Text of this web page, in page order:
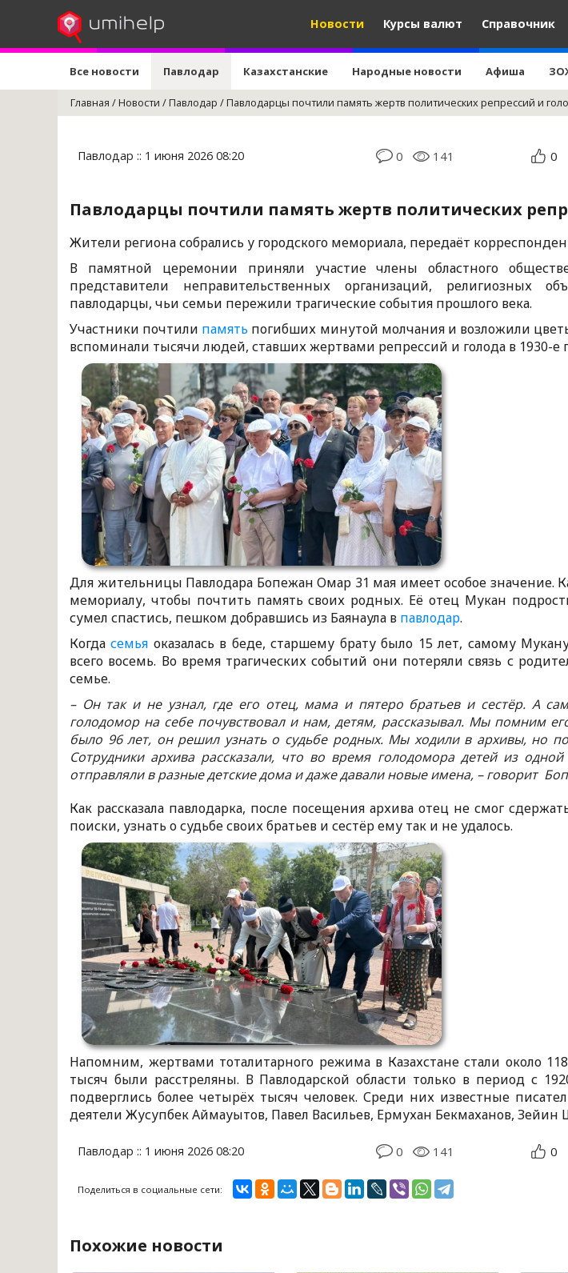
Новости Курсы валют Справочник
Все новости Павлодар Казахстанские Народные новости Афиша
Главная /Новости /Павлодар /Павлодарцы почтили память жертв политических репрессий и
Павлодар :: 1 июня 2026 08:20 0 141 0
Павлодарцы почтили память жертв политических
Жители региона собрались у городского мемориала, передаёт
В памятной церемонии приняли участие члены областного
представители неправительственных организаций, религиозных
павлодарцы, чьи семьи пережили трагические события прошлого века.
Участники почтили память погибших минутой молчания и возложили
вспоминали тысячи людей, ставших жертвами репрессий и голода в 1930-е
Для жительницы Павлодара Бопежан Омар 31 мая имеет особое значение.
мемориалу, чтобы почтить память своих родных. Её отец Мукан
сумел спастись, пешком добравшись из Баянаула в павлодар.
Когдасемья оказалась в беде, старшему брату было 15 лет, самому
всего восемь. Во время трагических событий они потеряли связь с
семье.
– Он так и не узнал, где его отец, мама и пятеро братьев и сестёр. А
голодомор на себе почувствовал и нам, детям, рассказывал. Мы помним
было 96 лет, он решил узнать о судьбе родных. Мы ходили в архивы, но
Сотрудники архива рассказали, что во время голодомора детей из
отправляли в разные детские дома и даже давали новые имена, – говорит
Как рассказала павлодарка, после посещения архива отец не смог
поиски, узнать о судьбе своих братьев и сестёр ему так и не удалось.
Напомним, жертвами тоталитарного режима в Казахстане стали около
тысяч были расстреляны. В Павлодарской области только в период с
подверглись более четырёх тысяч человек. Среди них известные
деятели Жусупбек Аймауытов, Павел Васильев, Ермухан Бекмаханов,
Павлодар :: 1 июня 2026 08:20 0 141 0
Поделиться в социальные сети:
Похожие новости